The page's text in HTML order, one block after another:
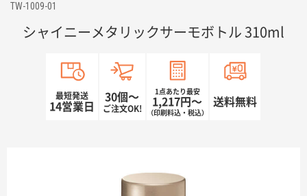
TW-1009-01
シャイニーメタリックサーモボトル 310ml
最短発送
14営業日
30個〜
ご注文OK!
1点あたり最安
1,217円〜
（印刷料込・税込）
送料無料